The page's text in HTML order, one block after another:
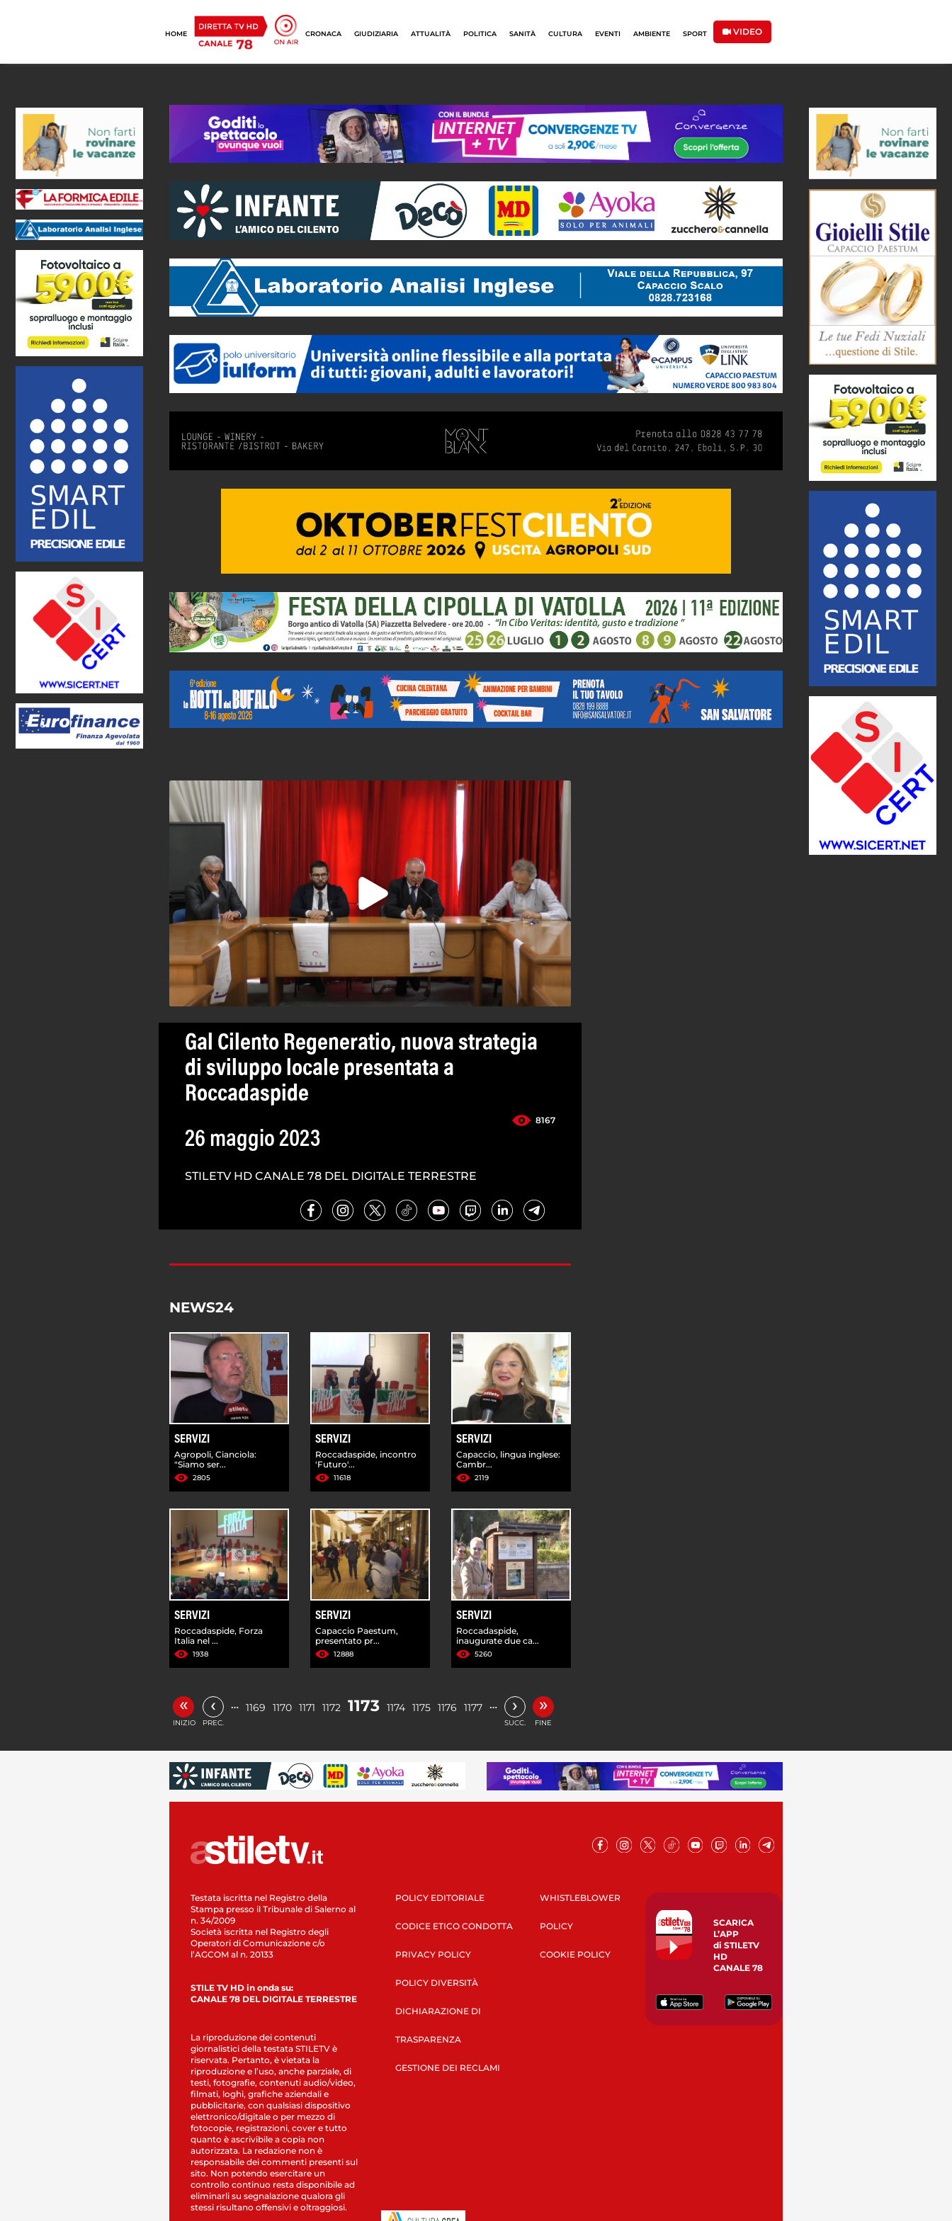
HOME CRONACA GIUDIZIARIA ATTUALITÀ POLITICA SANITÀ CULTURA EVENTI AMBIENTE SPORT VIDEO
Gal Cilento Regeneratio, nuova strategia
di sviluppo locale presentata a
Roccadaspide
8167
26 maggio 2023
STILETV HD CANALE 78 DEL DIGITALE TERRESTRE
NEWS24
SERVIZI
Agropoli, Cianciola:
"Siamo ser...
2805
SERVIZI
Roccadaspide, incontro
'Futuro'...
11618
SERVIZI
Capaccio, lingua inglese:
Cambr...
2119
SERVIZI
Roccadaspide, Forza
Italia nel ...
1938
SERVIZI
Capaccio Paestum,
presentato pr...
12888
SERVIZI
Roccadaspide,
inaugurate due ca...
5260
«
INIZIO
‹
PREC.
… 1169 1170 1171 1172 1173 1174 1175 1176 1177 … ›
SUCC.
»
FINE
Testata iscritta nel Registro della
Stampa presso il Tribunale di Salerno al
n. 34/2009
Società iscritta nel Registro degli
Operatori di Comunicazione c/o
l’AGCOM al n. 20133
STILE TV HD in onda su:
CANALE 78 DEL DIGITALE TERRESTRE
La riproduzione dei contenuti
giornalistici della testata STILETV è
riservata. Pertanto, è vietata la
riproduzione e l’uso, anche parziale, di
testi, fotografie, contenuti audio/video,
filmati, loghi, grafiche aziendali e
pubblicitarie, con qualsiasi dispositivo
elettronico/digitale o per mezzo di
fotocopie, registrazioni, cover e tutto
quanto è ascrivibile a copia non
autorizzata. La redazione non è
responsabile dei commenti presenti sul
sito. Non potendo esercitare un
controllo continuo resta disponibile ad
eliminarli su segnalazione qualora gli
stessi risultano offensivi e oltraggiosi.
POLICY EDITORIALE
CODICE ETICO CONDOTTA
PRIVACY POLICY
POLICY DIVERSITÀ
DICHIARAZIONE DI
TRASPARENZA
GESTIONE DEI RECLAMI
WHISTLEBLOWER
POLICY
COOKIE POLICY
SCARICA
L’APP
di STILETV
HD
CANALE 78